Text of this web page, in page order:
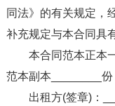
同法》的有关规定，
补充规定与本合同具
本合同范本正本
范本副本________份
出租方(签章)：